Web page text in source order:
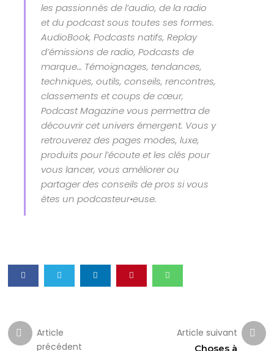
les passionnés de l’audio, de la radio
et du podcast sous toutes ses formes.
AudioBook, Podcasts natifs, Replay
d’émissions de radio, Podcasts de
marque… Témoignages, tendances,
techniques, outils, conseils, rencontres,
classements et coups de cœur,
Podcast Magazine vous permettra de
découvrir cet univers émergent. Vous y
retrouverez des pages modes, luxe,
produits pour l’écoute et les clés pour
vous lancer, vous améliorer ou
partager des conseils de pros si vous
êtes un podcasteur•euse.
Article
précédent
Article suivant
Choses à